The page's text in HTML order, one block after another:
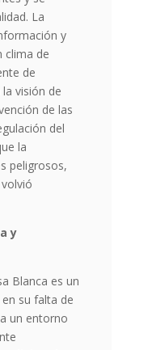
La
y
clima de
de
visión de
de las
del
la
peligrosos,
y
Blanca es un
su falta de
un entorno